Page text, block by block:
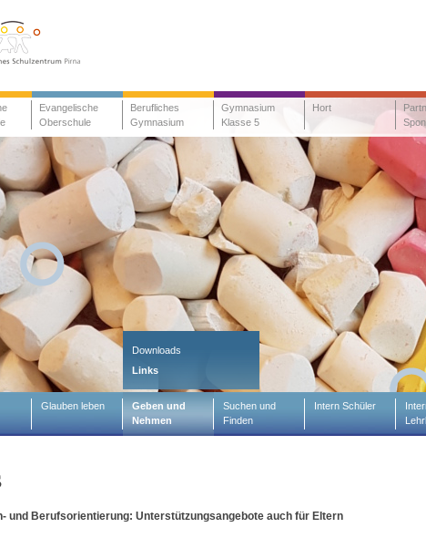
Evangelische
Oberschule
Berufliches
Gymnasium
Gymnasium
Klasse 5
Hort
Glauben leben
Geben und
Nehmen
Downloads
Links
Suchen und
Finden
Intern Schüler
und Berufsorientierung: Unterstützungsangebote auch für Eltern